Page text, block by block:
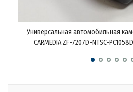
Универсальная автомобильная
CARMEDIA ZF-7207D-NTSC-